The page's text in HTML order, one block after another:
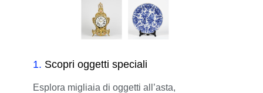
1. Scopri oggetti speciali
Esplora migliaia di oggetti all’asta,